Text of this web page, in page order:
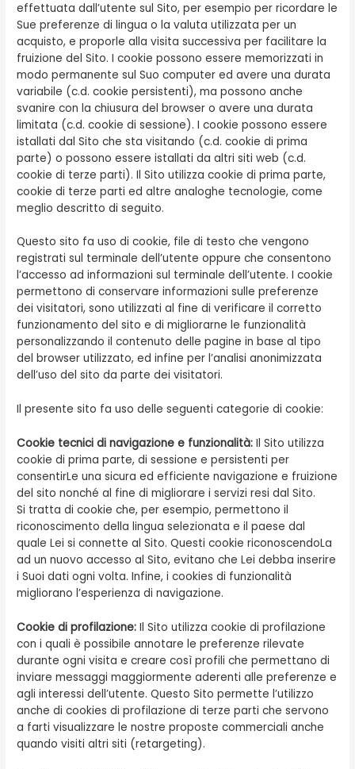
effettuata dall’utente sul Sito, per esempio per ricordare le
Sue preferenze di lingua o la valuta utilizzata per un
acquisto, e proporle alla visita successiva per facilitare la
fruizione del Sito. I cookie possono essere memorizzati in
modo permanente sul Suo computer ed avere una durata
variabile (c.d. cookie persistenti), ma possono anche
svanire con la chiusura del browser o avere una durata
limitata (c.d. cookie di sessione). I cookie possono essere
istallati dal Sito che sta visitando (c.d. cookie di prima
parte) o possono essere istallati da altri siti web (c.d.
cookie di terze parti). Il Sito utilizza cookie di prima parte,
cookie di terze parti ed altre analoghe tecnologie, come
meglio descritto di seguito.
Questo sito fa uso di cookie, file di testo che vengono
registrati sul terminale dell’utente oppure che consentono
l’accesso ad informazioni sul terminale dell’utente. I cookie
permettono di conservare informazioni sulle preferenze
dei visitatori, sono utilizzati al fine di verificare il corretto
funzionamento del sito e di migliorarne le funzionalità
personalizzando il contenuto delle pagine in base al tipo
del browser utilizzato, ed infine per l’analisi anonimizzata
dell’uso del sito da parte dei visitatori.
Il presente sito fa uso delle seguenti categorie di cookie:
Cookie tecnici di navigazione e funzionalità: Il Sito utilizza
cookie di prima parte, di sessione e persistenti per
consentirLe una sicura ed efficiente navigazione e fruizione
del sito nonché al fine di migliorare i servizi resi dal Sito.
Si tratta di cookie che, per esempio, permettono il
riconoscimento della lingua selezionata e il paese dal
quale Lei si connette al Sito. Questi cookie riconoscendoLa
ad un nuovo accesso al Sito, evitano che Lei debba inserire
i Suoi dati ogni volta. Infine, i cookies di funzionalità
migliorano l’esperienza di navigazione.
Cookie di profilazione: Il Sito utilizza cookie di profilazione
con i quali è possibile annotare le preferenze rilevate
durante ogni visita e creare così profili che permettano di
inviare messaggi maggiormente aderenti alle preferenze e
agli interessi dell’utente. Questo Sito permette l’utilizzo
anche di cookies di profilazione di terze parti che servono
a farti visualizzare le nostre proposte commerciali anche
quando visiti altri siti (retargeting).